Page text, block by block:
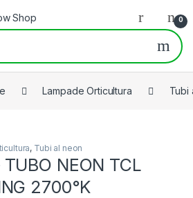
0
Lampade Orticultura Tubi
, Tubi al neon
NEON TCL
2700°K